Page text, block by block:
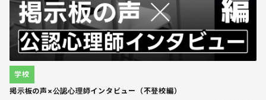
掲示板の声×公認心理師インタビュー（不登校編）
学校